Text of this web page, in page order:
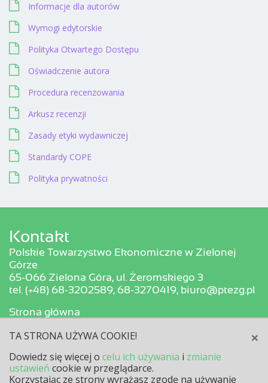
Informacje dla autorów
Wymogi edytorskie
Polityka Otwartego Dostępu
Oświadczenie autora
Procedura recenzowania
Arkusz recenzji
Zasady etyki wydawniczej
Standardy COPE
Polityka prywatności
Kontakt
Polskie Towarzystwo Ekonomiczne w Zielonej
Górze
65-066 Zielona Góra, ul. Żeromskiego 3
tel. (+48) 68-3202589, 68-3270419, biuro@ptezg.pl
Strona główna
Redakcja
×
TA STRONA UŻYWA COOKIE!
Dowiedz się więcej o celu ich używania i zmianie
ustawień cookie w przeglądarce.
Korzystając ze strony wyrażasz zgodę na używanie